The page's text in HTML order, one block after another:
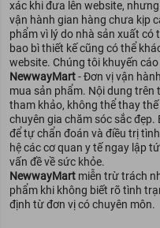
Nếu làn da không hợp với
kem mắt RoC và xuất
phải ngưng sử dụng.
Không sử dụng kem mắt
thương hở.
Bảo quản kem mắt RoC ở
độ cao.
RoC skincare là thương hiệu
xác khi đưa lên website,
vận hành gian hàng chưa kịp
phẩm vì lý do nhà sản xuất có
bao bì thiết kế cũng có thể
website. Chúng tôi khuyến
NewwayMart- Đơn vị vận
mua sản phẩm. Nội dung
tham khảo, không thể thay
chuyên gia chăm sóc sắc
để tự chẩn đoán và điều trị
hệ các cơ quan y tế ngay lập
vấn đề về sức khỏe.
NewwayMart miễn trừ trách
phẩm khi không biết rõ tình
định từ đơn vị có chuyên môn.